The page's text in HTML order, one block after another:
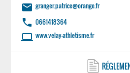
email granger.patrice@orange.fr
phone 0661418364
laptop www.velay-athletisme.fr